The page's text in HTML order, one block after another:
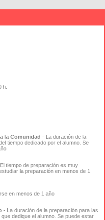
h.
la Comunidad - La duración de la
tiempo dedicado por el alumno. Se
tiempo de preparación es muy
la preparación en menos de 1
en menos de 1 año
- La duración de la preparación para las
dedique el alumno. Se puede estar